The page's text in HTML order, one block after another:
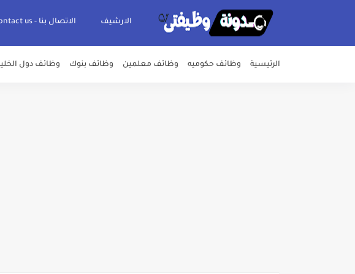
الارشيف الاتصال بنا - Contact us
الرئيسية وظائف حكوميه وظائف معلمين وظائف بنوك وظائف دول